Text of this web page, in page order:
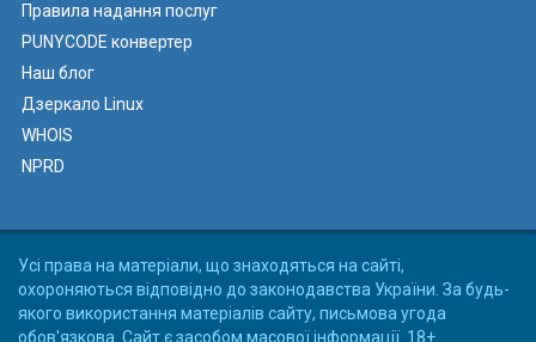
Правила надання послуг
PUNYCODE конвертер
Наш блог
Дзеркало Linux
WHOIS
NPRD
Усі права на матеріали, що знаходяться на сайті,
охороняються відповідно до законодавства України. За будь-
якого використання матеріалів сайту, письмова угода
обов'язкова. Сайт є засобом масової інформації. 18+